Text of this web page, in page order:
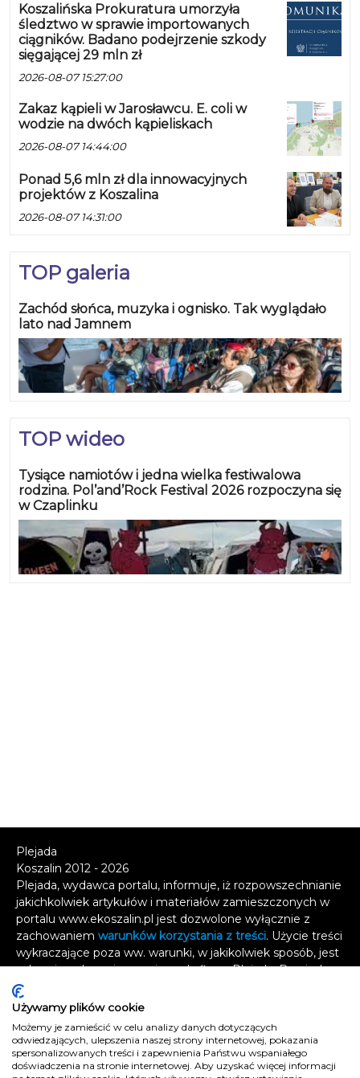
Koszalińska Prokuratura umorzyła
śledztwo w sprawie importowanych
ciągników. Badano podejrzenie szkody
sięgającej 29 mln zł
2026-08-07 15:27:00
Zakaz kąpieli w Jarosławcu. E. coli w
wodzie na dwóch kąpieliskach
2026-08-07 14:44:00
Ponad 5,6 mln zł dla innowacyjnych
projektów z Koszalina
2026-08-07 14:31:00
TOP galeria
Zachód słońca, muzyka i ognisko. Tak wyglądało
lato nad Jamnem
TOP wideo
Tysiące namiotów i jedna wielka festiwalowa
rodzina. Pol’and’Rock Festival 2026 rozpoczyna się
w Czaplinku
Plejada
Koszalin 2012 - 2026
Plejada, wydawca portalu, informuje, iż rozpowszechnianie
jakichkolwiek artykułów i materiałów zamieszczonych w
portalu www.ekoszalin.pl jest dozwolone wyłącznie z
zachowaniem warunków korzystania z treści. Użycie treści
wykraczające poza ww. warunki, w jakikolwiek sposób, jest
zabronione bez pisemnej zgody firmy Plejada. Dowiedz
się, w jaki sposób możesz uzyskać
wykorzystanie treści.
Naruszenie tych zasad jest łamaniem prawa i grozi
odpowiedzialnością karną.
Wszelkie prawa zastrzeżone.
Używamy plików cookie
Możemy je zamieścić w celu analizy danych dotyczących
odwiedzających, ulepszenia naszej strony internetowej, pokazania
spersonalizowanych treści i zapewnienia Państwu wspaniałego
doświadczenia na stronie internetowej. Aby uzyskać więcej informacji